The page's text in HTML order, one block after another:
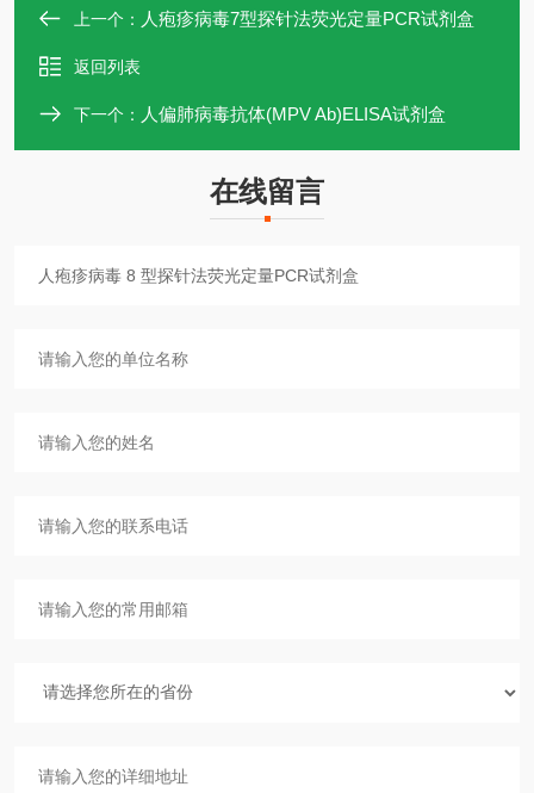
上一个： 人疱疹病毒7型探针法荧光定量PCR试剂盒
返回列表
下一个： 人偏肺病毒抗体(MPV Ab)ELISA试剂盒
在线留言